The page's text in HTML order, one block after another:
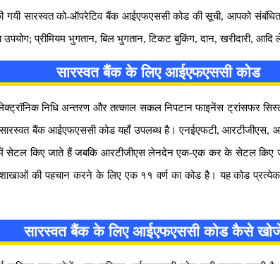
गयी सारस्वत को-ऑपरेटिव बैंक आईएफएससी कोड की सूची, आपको
प्रीमियम भुगतान, बिल भुगतान, टिकट बुकिंग, दान, खरीदारी, आदि
सारस्वत बैंक के लिए आईएफएससी कोड
निधि अन्तरण और तत्काल सकल निपटान फाइनेंस ट्रांसफर
सारस्वत बैंक आईएफएससी कोड यहाँ उपलब्ध है। एनईएफटी,
सेटल किए जाते हैं जबकि आरटीजीएस लेनदेन एक-एक कर के सेटल किए
की पहचान करने के लिए एक ११ वर्ण का कोड है। यह कोड प्रत्येक
सारस्वत बैंक के लिए आईएफएससी कोड कैसे